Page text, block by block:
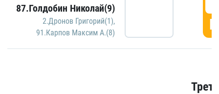
87.Голдобин Николай(9)
2.Дронов Григорий(1),
91.Карпов Максим А.(8)